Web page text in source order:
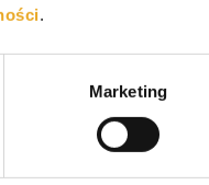
.
Marketing
LinkedIn